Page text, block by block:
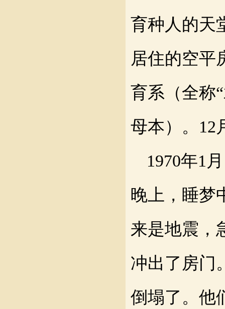
育种 人 的天
居住的空平
育系 （全称
母本） 。 12
1970年1
晚上，睡梦
来是地震，
冲出 了房门
倒塌了 。他